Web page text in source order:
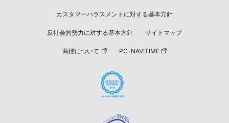
カスタマーハラスメントに対する基本方針
反社会的勢力に対する基本方針 サイトマップ
商標について PC-NAVITIME